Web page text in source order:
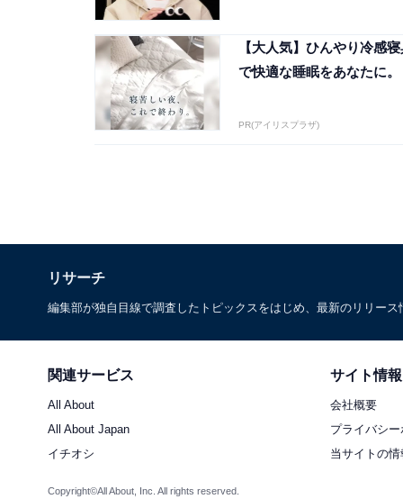
【大人気】ひんやり冷感
で快適な睡眠をあなたに。
PR(アイリスプラザ)
リサーチ
編集部が独自目線で調査したトピックスをはじめ、最新のリリー
関連サービス
All About
All About Japan
イチオシ
サイト情報
会社概要
プライバシ
当サイトの
Copyright©All About, Inc. All rights reserved.